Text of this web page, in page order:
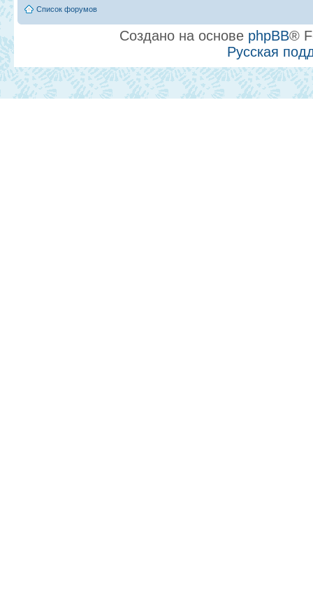
Список форумов
Создано на основе phpBB®
Русская